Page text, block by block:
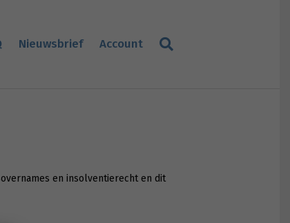
Nieuwsbrief Account
en insolventierecht en dit